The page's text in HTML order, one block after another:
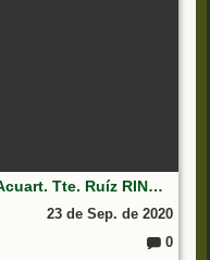
Jura de bandera reemplazo 4° 94 Acuart. Tte. Ruíz RING 7 Ceuta
23 de Sep. de 2020
0